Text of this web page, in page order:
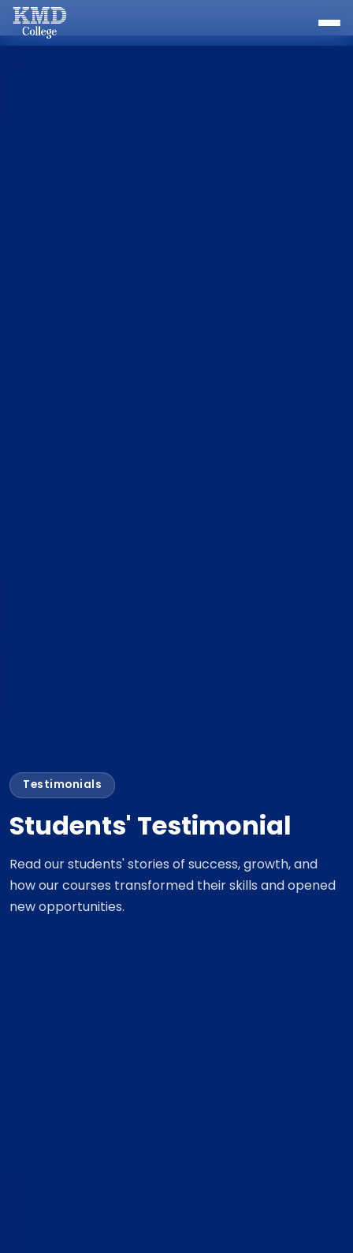
Testimonials
Students' Testimonial
Read our students' stories of success, growth, and
how our courses transformed their skills and opened
new opportunities.